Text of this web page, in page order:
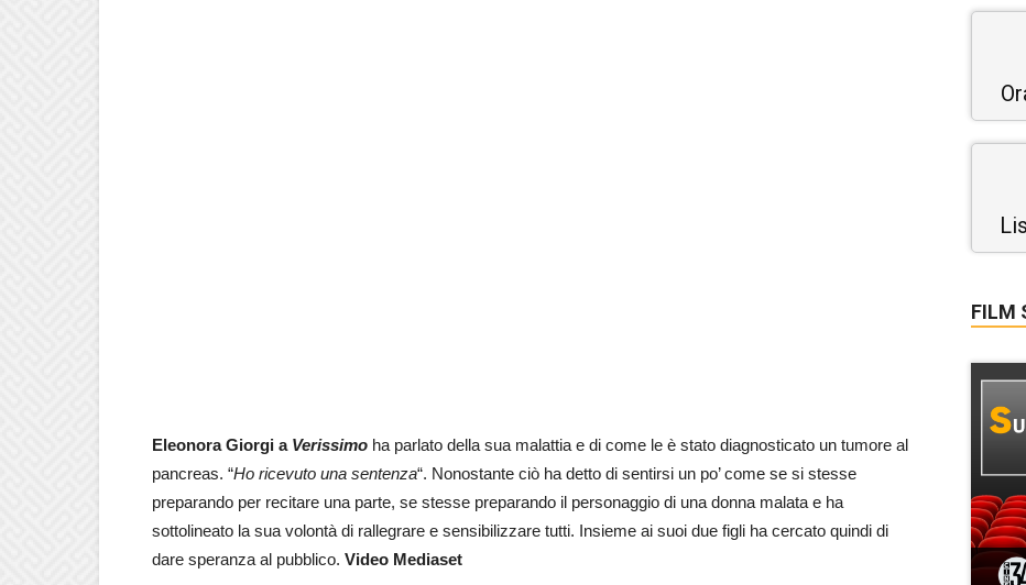
Eleonora Giorgi a Verissimo ha parlato della sua malattia e di come le è stato diagnosticato un tumore al
pancreas. “Ho ricevuto una sentenza“. Nonostante ciò ha detto di sentirsi un po’ come se si stesse
preparando per recitare una parte, se stesse preparando il personaggio di una donna malata e ha
sottolineato la sua volontà di rallegrare e sensibilizzare tutti. Insieme ai suoi due figli ha cercato quindi di
dare speranza al pubblico. Video Mediaset
FILM